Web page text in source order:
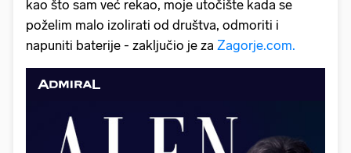
kao što sam već rekao, moje utočište kada se
poželim malo izolirati od društva, odmoriti i
napuniti baterije - zaključio je za Zagorje.com.